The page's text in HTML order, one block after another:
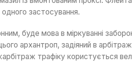
одного застосування.
буде мова в міркуванні
архантроп, задіяний в
трафіку користується